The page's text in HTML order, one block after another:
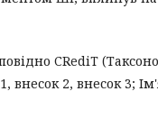
CRediT
внесок 2, внесок 3;